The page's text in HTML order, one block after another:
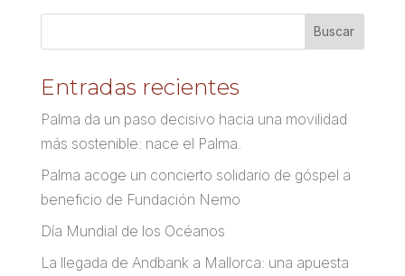
Entradas recientes
Palma da un paso decisivo hacia una movilidad
más sostenible: nace el Palma.
Palma acoge un concierto solidario de góspel a
beneficio de Fundación Nemo
Día Mundial de los Océanos
La llegada de Andbank a Mallorca: una apuesta